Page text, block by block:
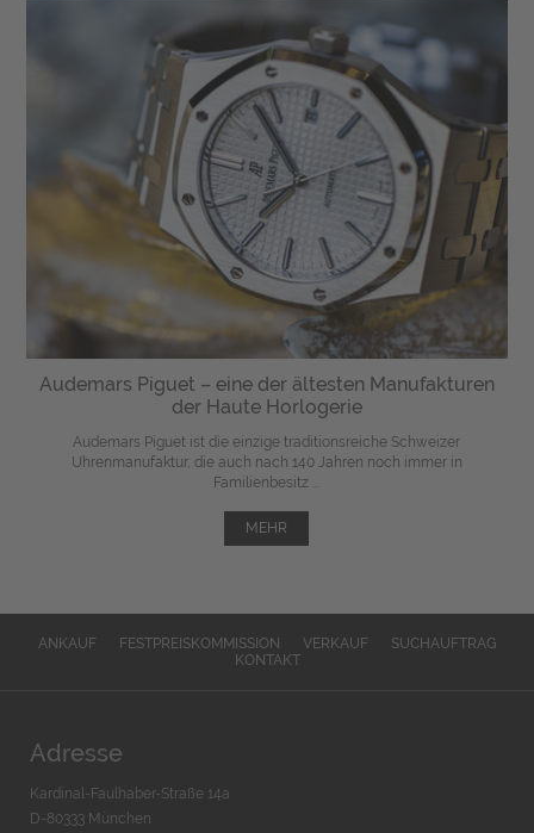
Audemars Piguet – eine der ältesten Manufakturen
der Haute Horlogerie
Audemars Piguet ist die einzige traditionsreiche Schweizer
Uhrenmanufaktur, die auch nach 140 Jahren noch immer in
Familienbesitz ...
MEHR
ANKAUF FESTPREISKOMMISSION VERKAUF
SUCHAUFTRAG
KONTAKT
Adresse
Kardinal-Faulhaber-Straße 14a
D-80333 München